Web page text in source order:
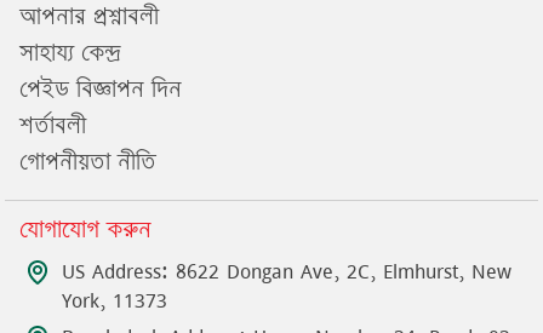
আপনার প্রশ্নাবলী
সাহায্য কেন্দ্র
পেইড বিজ্ঞাপন দিন
শর্তাবলী
গোপনীয়তা নীতি
যোগাযোগ করুন
US Address: 8622 Dongan Ave, 2C, Elmhurst, New
York, 11373